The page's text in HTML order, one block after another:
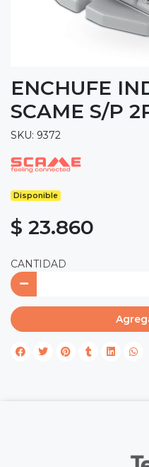
ENCHUFE
SCAME S/P
SKU: 9372
Disponible
$ 23.860
CANTIDAD